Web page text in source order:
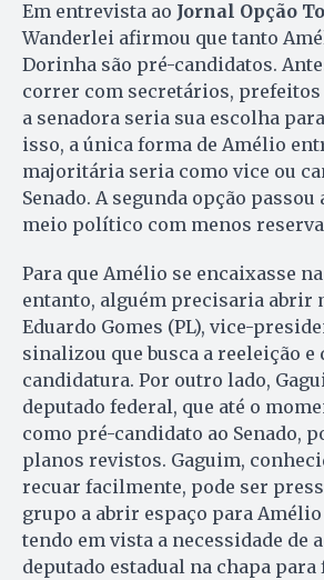
Em entrevista ao Jornal Opção
Wanderlei afirmou que tanto
Dorinha são pré-candidatos.
correr com secretários, prefeitos
a senadora seria sua escolha
isso, a única forma de Amélio
majoritária seria como vice ou
Senado. A segunda opção
meio político com menos
Para que Amélio se encaixasse
entanto, alguém precisaria abrir
Eduardo Gomes (PL), vice-
sinalizou que busca a reeleição e
candidatura. Por outro lado,
deputado federal, que até o
como pré-candidato ao Senado,
planos revistos. Gaguim,
recuar facilmente, pode ser
grupo a abrir espaço para
tendo em vista a necessidade de
deputado estadual na chapa